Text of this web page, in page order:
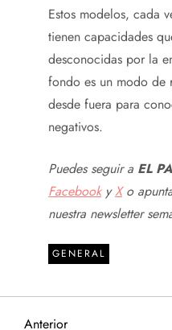
Estos modelos, cada
tienen capacidades
desconocidas por la
fondo es un modo de
desde fuera para
negativos.
Puedes seguir a EL
FacebookyXo
nuestra newsletter
GENERAL
Entrada
Anterior